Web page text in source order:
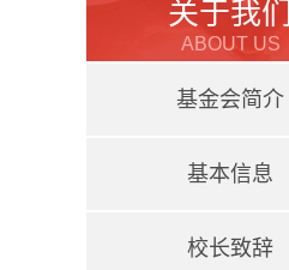
关于我们
ABOUT US
基金会简介
基本信息
校长致辞